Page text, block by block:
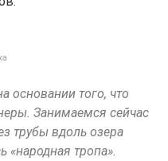
основании того, что
Занимаемся сейчас
трубы вдоль озера
«народная тропа».